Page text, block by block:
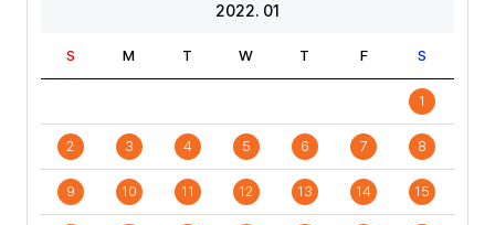
2022. 01
S M T W T F S
1
2 3 4 5 6 7 8
9 10 11 12 13 14 15